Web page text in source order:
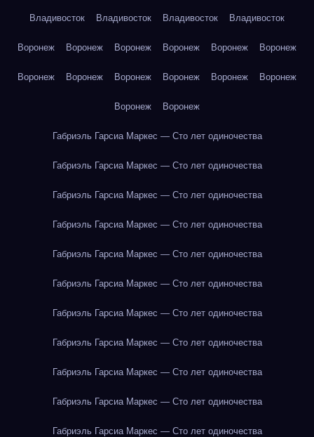
Владивосток Владивосток Владивосток Владивосток
Воронеж Воронеж Воронеж Воронеж Воронеж Воронеж
Воронеж Воронеж Воронеж Воронеж Воронеж Воронеж
Воронеж Воронеж
Габриэль Гарсиа Маркес — Сто лет одиночества
Габриэль Гарсиа Маркес — Сто лет одиночества
Габриэль Гарсиа Маркес — Сто лет одиночества
Габриэль Гарсиа Маркес — Сто лет одиночества
Габриэль Гарсиа Маркес — Сто лет одиночества
Габриэль Гарсиа Маркес — Сто лет одиночества
Габриэль Гарсиа Маркес — Сто лет одиночества
Габриэль Гарсиа Маркес — Сто лет одиночества
Габриэль Гарсиа Маркес — Сто лет одиночества
Габриэль Гарсиа Маркес — Сто лет одиночества
Габриэль Гарсиа Маркес — Сто лет одиночества